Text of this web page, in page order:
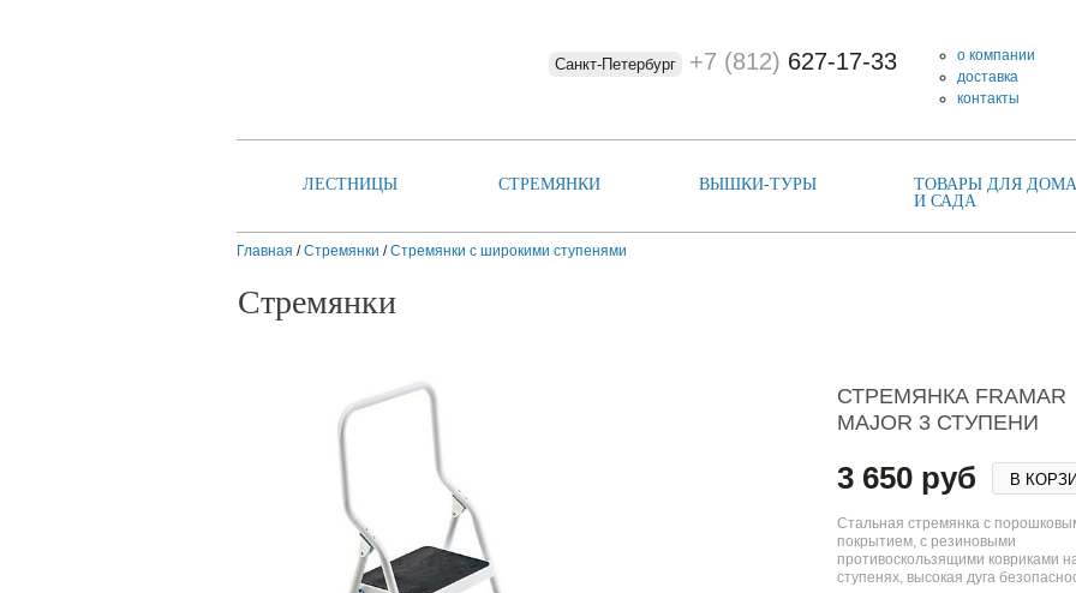
Санкт-Петербург +7 (812) 627-17-33
о компании
доставка
контакты
ЛЕСТНИЦЫ СТРЕМЯНКИ ВЫШКИ-ТУРЫ
ТОВАРЫ ДЛЯ
И САДА
Главная /Стремянки /Стремянки с широкими ступенями
Стремянки
СТРЕМЯНКА FRAMAR
MAJOR 3 СТУПЕНИ
3 650 руб В
Стальная стремянка с
покрытием, с резиновыми
противоскользящими ковриками
ступенях, высокая дуга